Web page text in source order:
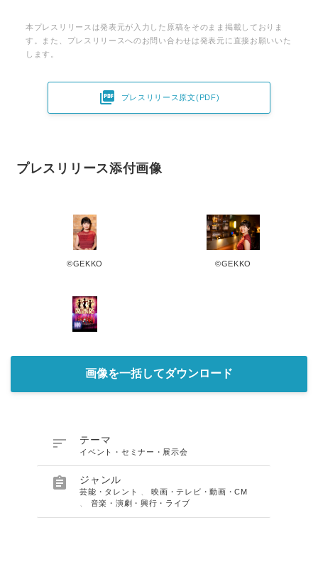
本プレスリリースは発表元が入力した原稿をそのまま掲載しておりま
す。また、プレスリリースへのお問い合わせは発表元に直接お願いいた
します。
 プレスリリース原文(PDF)
プレスリリース添付画像
©︎GEKKO ©︎GEKKO
画像を一括してダウンロード
 テーマ
イベント・セミナー・展示会
 ジャンル
芸能・タレント 、映画・テレビ・動画・CM
音楽・演劇・興行・ライブ